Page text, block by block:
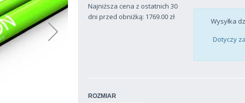
Najniższa cena z ostatnich 30
dni przed obniżką: 1769.00 zł
Wysyłka
Dotyczy
ROZMIAR